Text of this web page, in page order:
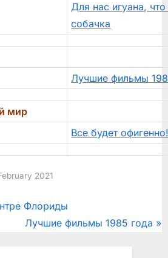
Для нас игуана,
собачка
Лучшие фильмы
мир
Все будет
2021
Флориды
N
Лучшие фильмы 1985 года